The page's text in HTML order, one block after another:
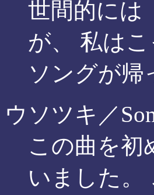
世間的には
が、 私は
ソングが帰
ウソツキ／
この曲を初
いました。